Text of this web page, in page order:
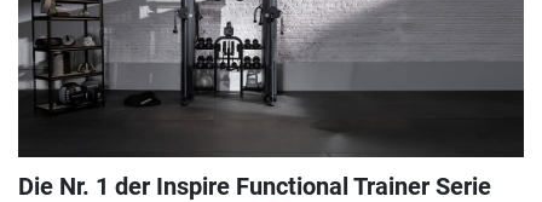
Die Nr. 1 der Inspire Functional Trainer Serie